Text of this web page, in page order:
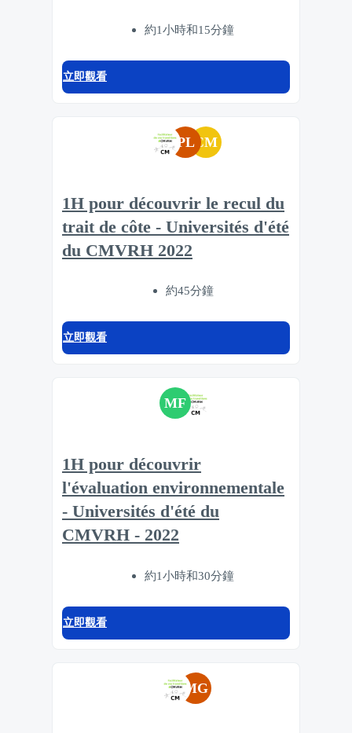
約1小時和15分鐘
立即觀看
PLCM
1H pour découvrir le recul du
trait de côte - Universités d'été
du CMVRH 2022
約45分鐘
立即觀看
MF
1H pour découvrir
l'évaluation environnementale
- Universités d'été du
CMVRH - 2022
約1小時和30分鐘
立即觀看
MG